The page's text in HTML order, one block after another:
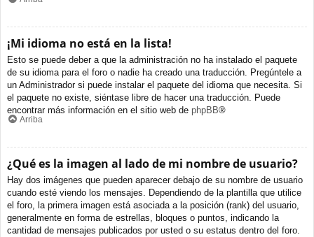
¡Mi idioma no está en la lista!
Esto se puede deber a que la administración no ha instalado el paquete
de su idioma para el foro o nadie ha creado una traducción. Pregúntele a
un Administrador si puede instalar el paquete del idioma que necesita. Si
el paquete no existe, siéntase libre de hacer una traducción. Puede
encontrar más información en el sitio web de phpBB®
Arriba
¿Qué es la imagen al lado de mi nombre de usuario?
Hay dos imágenes que pueden aparecer debajo de su nombre de usuario
cuando esté viendo los mensajes. Dependiendo de la plantilla que utilice
el foro, la primera imagen está asociada a la posición (rank) del usuario,
generalmente en forma de estrellas, bloques o puntos, indicando la
cantidad de mensajes publicados por usted o su estatus dentro del foro.